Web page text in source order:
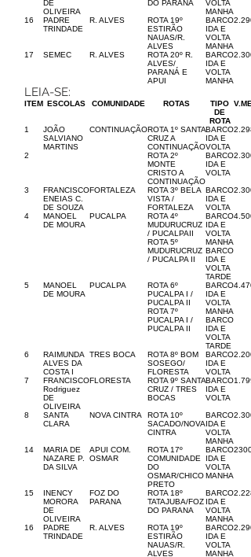
DE
OLIVEIRA
DO PARANA
VOLTA
MANHA
16
PADRE
TRINDADE
R. ALVES
ROTA 19º
ESTIRÃO
NAUAS/R.
ALVES
BARCO
IDA E
VOLTA
MANHA
17 SEMEC R. ALVES
ROTA 20º R.
ALVES/
PARANÁ E
APUI
BARCO
IDA E
VOLTA
MANHA
LEIA-SE:
ITEM ESCOLAS COMUNIDADE ROTAS
TIPO
DE
ROTA
1
JOÃO
SALVIANO
MARTINS
CONTINUAÇÃOROTA 1º SANTA
CRUZ A
CONTINUAÇÃO
BARCO
IDA E
VOLTA
2
ROTA 2º
MONTE
CRISTO A
CONTINUAÇÃO
BARCO
IDA E
VOLTA
3
FRANCISCO
ENEIAS C.
DE SOUZA
FORTALEZA
ROTA 3º BELA
VISTA /
FORTALEZA
BARCO
IDA E
VOLTA
4
MANOEL
DE MOURA
PUCALPA
ROTA 4º
MUDURUCRUZ
/ PUCALPAII
ROTA 5º
MUDURUCRUZ
/ PUCALPA II
BARCO
IDA E
VOLTA
MANHA
BARCO
IDA E
VOLTA
TARDE
5
MANOEL
DE MOURA
PUCALPA
ROTA 6º
PUCALPA I /
PUCALPA II
ROTA 7º
PUCALPA I /
PUCALPA II
BARCO
IDA E
VOLTA
MANHA
BARCO
IDA E
VOLTA
TARDE
6
RAIMUNDA
ALVES DA
COSTA I
TRES BOCA
ROTA 8º BOM
SOSEGO/
FLORESTA
BARCO
IDA E
VOLTA
7
FRANCISCO
Rodriguez
DE
OLIVEIRA
FLORESTA
ROTA 9º SANTA
CRUZ / TRES
BOCAS
BARCO
IDA E
VOLTA
8
SANTA
CLARA
NOVA CINTRA
ROTA 10º
SACADO/NOVA
CINTRA
BARCO
IDA E
VOLTA
MANHA
14
MARIA DE
NAZARE P.
DA SILVA
APUI COM.
OSMAR
ROTA 17º
COMUNIDADE
DO
OSMAR/CHICO
PRETO
BARCO
IDA E
VOLTA
MANHA
15
INENCY
MORORA
DE
OLIVEIRA
FOZ DO
PARANA
ROTA 18º
TATAJUBA/FOZ
DO PARANA
BARCO
IDA E
VOLTA
MANHA
16
PADRE
TRINDADE
R. ALVES
ROTA 19º
ESTIRÃO
NAUAS/R.
ALVES
BARCO
IDA E
VOLTA
MANHA